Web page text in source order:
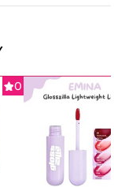
0